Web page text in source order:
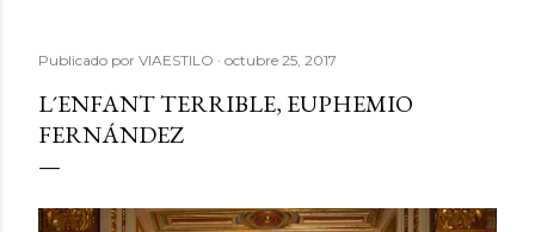
Publicado por VIAESTILO octubre 25, 2017
L´ENFANT TERRIBLE, EUPHEMIO
FERNÁNDEZ